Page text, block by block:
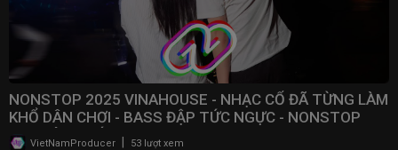
NONSTOP 2025 VINAHOUSE - NHẠC CỔ ĐÃ TỪNG LÀM
KHỔ DÂN CHƠI - BASS ĐẬP TỨC NGỰC - NONSTOP
BAY ĐÁM CƯỚI
VietNamProducer | 53 lượt xem